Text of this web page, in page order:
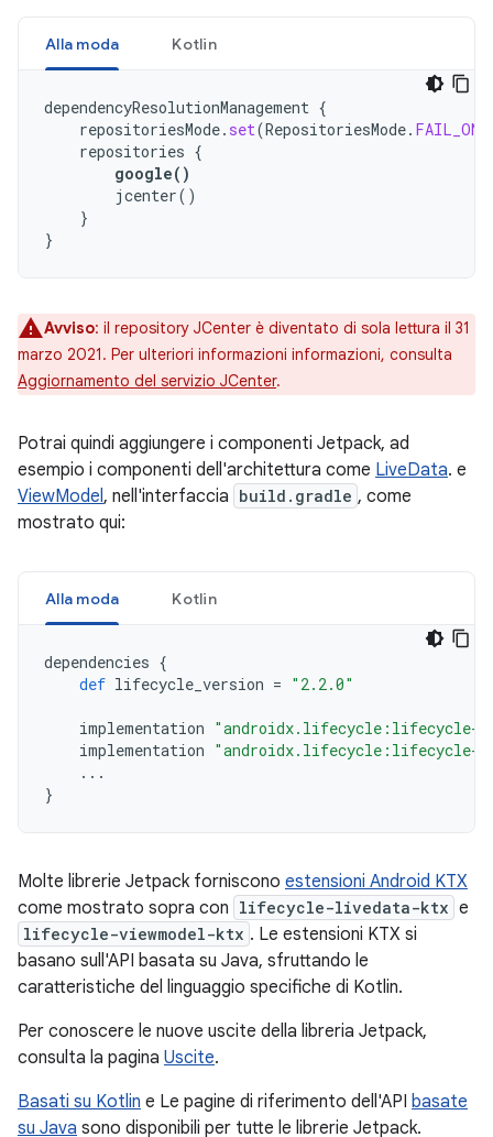
Alla moda Kotlin
dependencyResolutionManagement {
repositoriesMode. set(RepositoriesMode.
repositories {
google()
jcenter()
}
}
Avviso: il repository JCenter è diventato di sola lettura il 31
marzo 2021. Per ulteriori informazioni informazioni, consulta
Aggiornamento del servizio JCenter.
Potrai quindi aggiungere i componenti Jetpack, ad
esempio i componenti dell'architettura come LiveData. e
ViewModel, nell'interfaccia build.gradle , come
mostrato qui:
Alla moda Kotlin
dependencies {
def lifecycle_version = "2.2.0"
implementation "androidx.lifecycle:lifecycle-
implementation "androidx.lifecycle:lifecycle-
...
}
Molte librerie Jetpack forniscono estensioni Android KTX
come mostrato sopra con lifecycle-livedata-ktx e
lifecycle-viewmodel-ktx . Le estensioni KTX si
basano sull'API basata su Java, sfruttando le
caratteristiche del linguaggio specifiche di Kotlin.
Per conoscere le nuove uscite della libreria Jetpack,
consulta la pagina Uscite.
Basati su Kotlin e Le pagine di riferimento dell'API basate
su Java sono disponibili per tutte le librerie Jetpack.